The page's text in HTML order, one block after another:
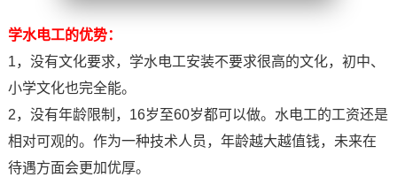
学水电工的优势：
1，没有文化要求，学水电工安装不要求很高的文化，初中、
小学文化也完全能。
2，没有年龄限制，16岁至60岁都可以做。水电工的工资还是
相对可观的。作为一种技术人员，年龄越大越值钱，未来在
待遇方面会更加优厚。